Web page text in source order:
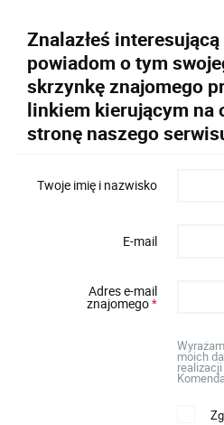
Znalazłeś
powiadom o tym
skrzynkę znajomego
linkiem kierującym na
stronę naszego
Twoje imię i nazwisko
E-mail
Adres e-mail
znajomego*
moich